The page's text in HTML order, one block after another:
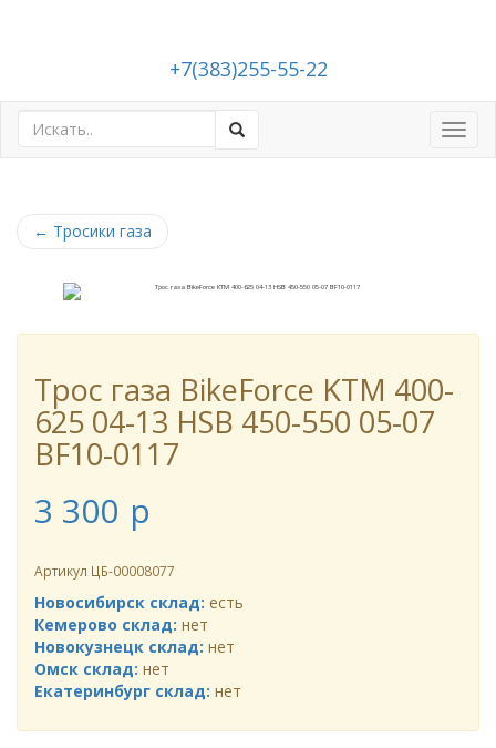
+7(383)255-55-22
← Тросики газа
Трос газа BikeForce KTM 400-
625 04-13 HSB 450-550 05-07
BF10-0117
3 300 p
Артикул ЦБ-00008077
Новосибирск склад: есть
Кемерово склад: нет
Новокузнецк склад: нет
Омск склад: нет
Екатеринбург склад: нет